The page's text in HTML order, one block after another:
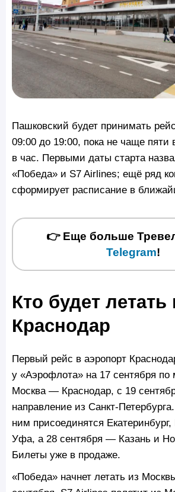
Пашковский будет принимать
09:00 до 19:00, пока не чаще пяти
в час. Первыми даты старта
«Победа» и S7 Airlines; ещё ряд
сформирует расписание в
👉 Еще больше
Telegram!
Кто будет летать
Краснодар
Первый рейс в аэропорт
у «Аэрофлота» на 17 сентября по
Москва — Краснодар, с 19
направление из Санкт-
ним присоединятся Екатеринбург,
Уфа, а 28 сентября — Казань и
Билеты уже в продаже.
«Победа» начнет летать из